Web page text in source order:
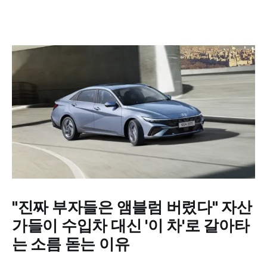
"진짜 부자들은 앰블럼 버렸다" 자산
가들이 수입차 대신 '이 차'로 갈아타
는 소름 돋는 이유